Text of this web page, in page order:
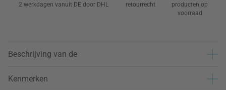
2 werkdagen vanuit DE door DHL
retourrecht
producten op
voorraad
Beschrijving van de
Kenmerken